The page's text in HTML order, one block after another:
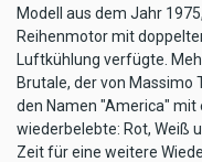
Modell aus dem Jahr
Reihenmotor mit
Luftkühlung verfügte.
Brutale, der von Massimo
den Namen "America"
wiederbelebte: Rot, Weiß
Zeit für eine weitere